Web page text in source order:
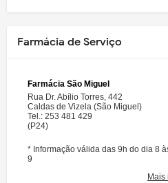
Farmácia de Serviço